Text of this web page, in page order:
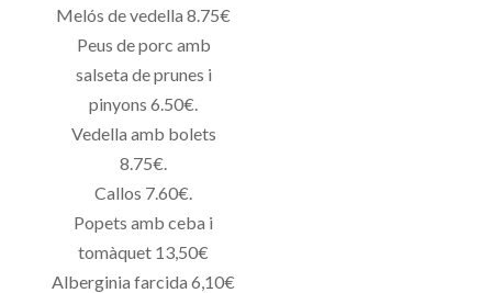
Melós de vedella 8.75€
Peus de porc amb
salseta de prunes i
pinyons 6.50€.
Vedella amb bolets
8.75€.
Callos 7.60€.
Popets amb ceba i
tomàquet 13,50€
Alberginia farcida 6,10€